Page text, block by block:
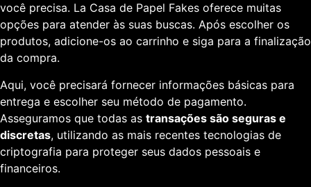
você precisa. La Casa de Papel Fakes oferece muitas
opções para atender às suas buscas. Após escolher os
produtos, adicione-os ao carrinho e siga para a finalização
da compra.
Aqui, você precisará fornecer informações básicas para
entrega e escolher seu método de pagamento.
Asseguramos que todas as transações são seguras e
discretas, utilizando as mais recentes tecnologias de
criptografia para proteger seus dados pessoais e
financeiros.